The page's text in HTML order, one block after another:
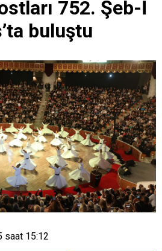
752. Şeb-İ
buluştu
saat 15:12